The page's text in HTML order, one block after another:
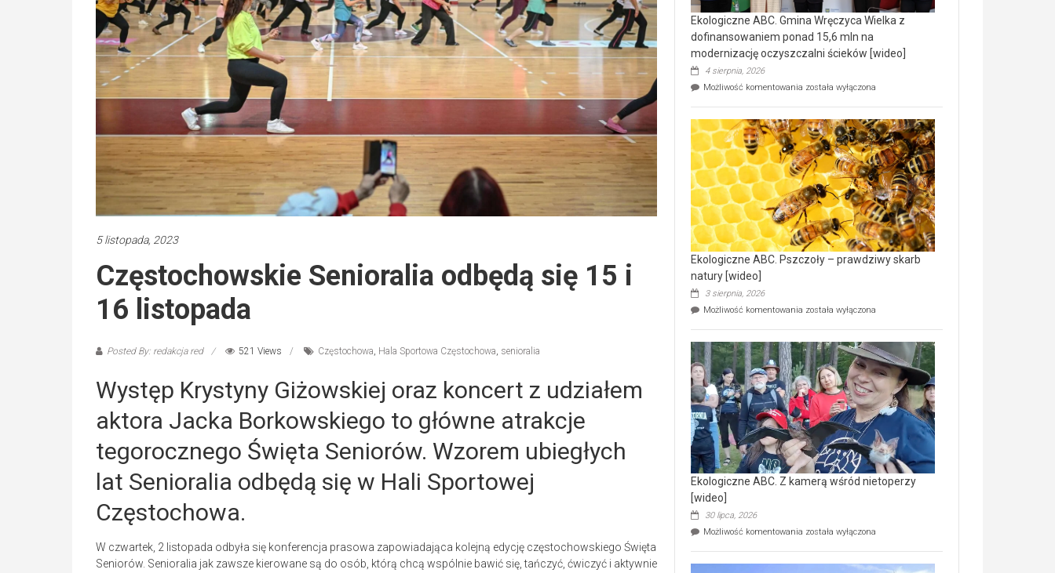
5 listopada, 2023
Częstochowskie Senioralia odbędą się 15 i
16 listopada
Posted By: redakcja red 521 Views Częstochowa, Hala Sportowa Częstochowa, senioralia
Występ Krystyny Giżowskiej oraz koncert z udziałem
aktora Jacka Borkowskiego to główne atrakcje
tegorocznego Święta Seniorów. Wzorem ubiegłych
lat Senioralia odbędą się w Hali Sportowej
Częstochowa.
W czwartek, 2 listopada odbyła się konferencja prasowa zapowiadająca kolejną edycję częstochowskiego Święta
Seniorów. Senioralia jak zawsze kierowane są do osób, którą chcą wspólnie bawić się, tańczyć, ćwiczyć i aktywnie
Ekologiczne ABC. Gmina Wręczyca Wielka z
dofinansowaniem ponad 15,6 mln na
modernizację oczyszczalni ścieków [wideo]
4 sierpnia, 2026
Możliwość komentowania Ekologiczne
Wręczyca
Wielka
z
dofinansowaniem
ponad
15,6
mln
na
modernizację
oczyszczalni
ścieków
[wideo]
została wyłączona
Ekologiczne ABC. Pszczoły – prawdziwy skarb
natury [wideo]
3 sierpnia, 2026
Możliwość komentowania Ekologiczne
–
prawdziwy
skarb
natury
[wideo]
została wyłączona
Ekologiczne ABC. Z kamerą wśród nietoperzy
[wideo]
30 lipca, 2026
Możliwość komentowania Ekologiczne
została wyłączona